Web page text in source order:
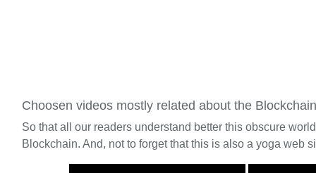
Choosen videos mostly related about the Blockchain
So that all our readers understand better this obscure
Blockchain. And, not to forget that this is also a yoga web